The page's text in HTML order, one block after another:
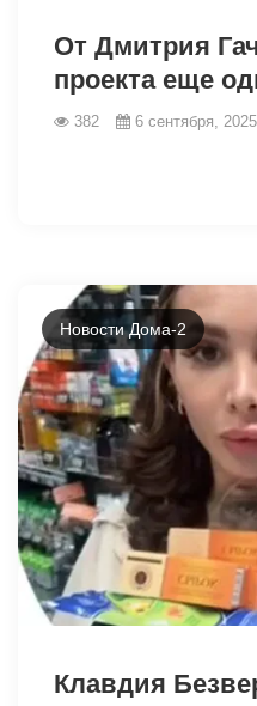
От Дмитрия
проекта еще
382 6 сентября,
Новости Дома-2
Клавдия